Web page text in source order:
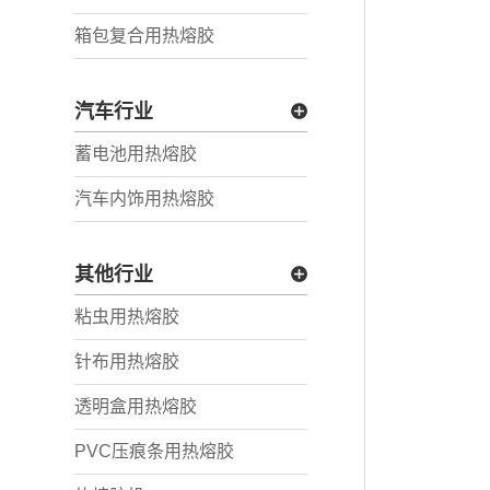
箱包复合用热熔胶
汽车行业
蓄电池用热熔胶
汽车内饰用热熔胶
其他行业
粘虫用热熔胶
针布用热熔胶
透明盒用热熔胶
PVC压痕条用热熔胶